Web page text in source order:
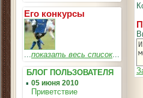
Его конкурсы
...показать весь список...
БЛОГ ПОЛЬЗОВАТЕЛЯ
▪ 05 июня 2010
Приветствие